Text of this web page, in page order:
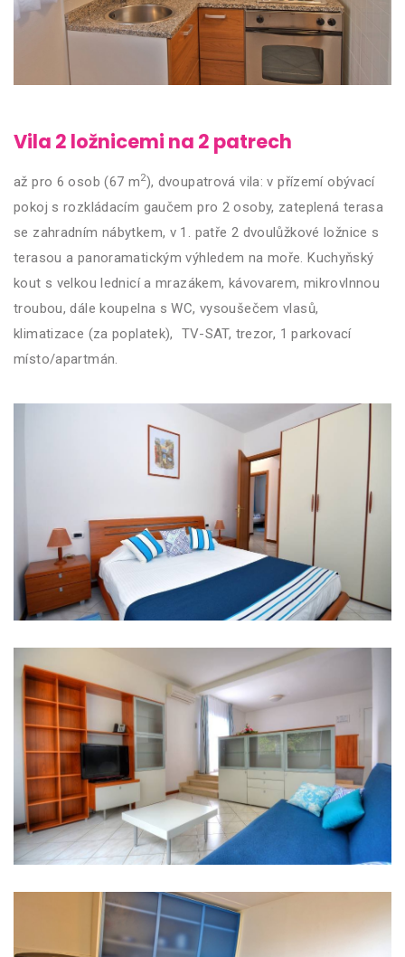
Vila 2 ložnicemi na 2 patrech
až pro 6 osob (67 m2), dvoupatrová vila: v přízemí obývací
pokoj s rozkládacím gaučem pro 2 osoby, zateplená terasa
se zahradním nábytkem, v 1. patře 2 dvoulůžkové ložnice s
terasou a panoramatickým výhledem na moře. Kuchyňský
kout s velkou lednicí a mrazákem, kávovarem, mikrovlnnou
troubou, dále koupelna s WC, vysoušečem vlasů,
klimatizace (za poplatek), TV-SAT, trezor, 1 parkovací
místo/apartmán.